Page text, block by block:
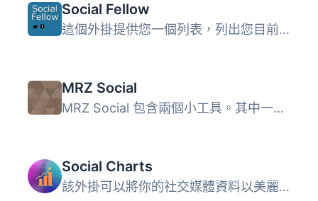
Social Fellow
這個外掛提供您一個列表，列出您目前的文章和頁面，以及它們...
MRZ Social
MRZ Social 包含兩個小工具。其中一個用於顯示社交媒體圖示（...
Social Charts
該外掛可以將你的社交媒體資料以美麗的圖表方式呈現。你可以...